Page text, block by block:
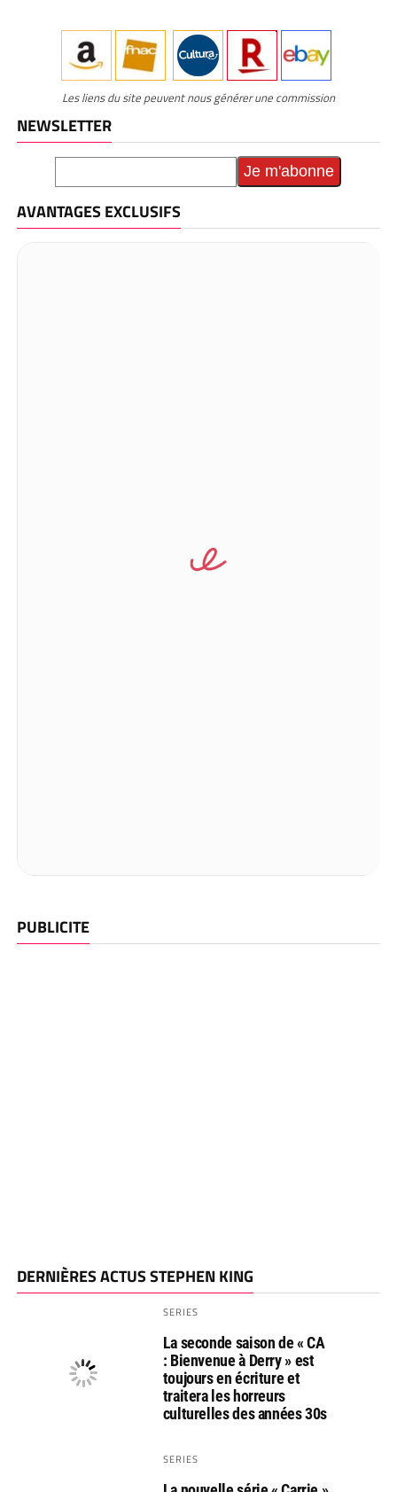
Les liens du site peuvent nous générer une commission
NEWSLETTER
AVANTAGES EXCLUSIFS
PUBLICITE
DERNIÈRES ACTUS STEPHEN KING
SERIES
La seconde saison de « CA
: Bienvenue à Derry » est
toujours en écriture et
traitera les horreurs
culturelles des années 30s
SERIES